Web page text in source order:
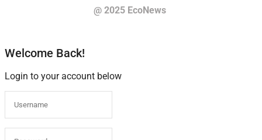
@ 2025 EcoNews
Welcome Back!
Login to your account below